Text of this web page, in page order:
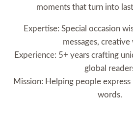
moments that turn into
Expertise: Special occasion
messages,
Experience: 5+ years crafting
global
Mission: Helping people
words.